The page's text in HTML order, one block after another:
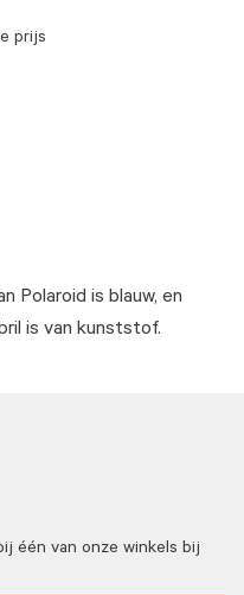
Polaroid is blauw, en
is van kunststof.
prijs
één van onze winkels bij